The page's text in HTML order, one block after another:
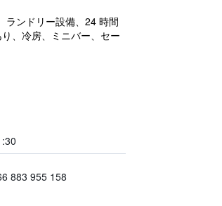
ランドリー設備、24 時間
、冷房、ミニバー、セー
883 955 158